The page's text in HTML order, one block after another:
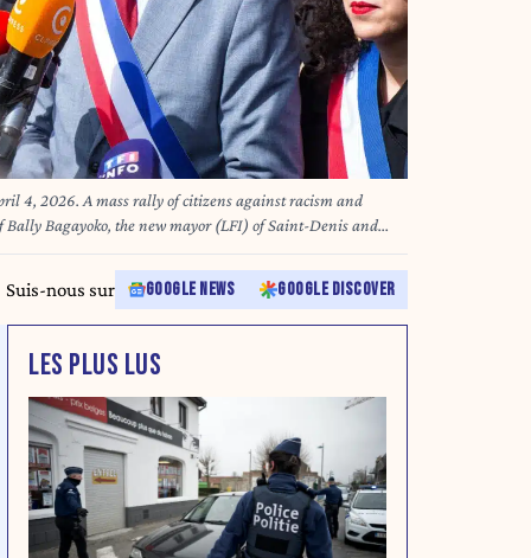
4, 2026. A mass rally of citizens against racism and
Bagayoko, the new mayor (LFI) of Saint-Denis and
attacks he suffered after his election. Photo by Valerie
Saint-Denis (93,) le 4 avril 2026. Rassemblement populaire
a l appel de Bally Bagayoko, nouveau maire (LFI)
aux attaques racistes subies apres son election. Bally
Suis-nous sur GOOGLE NEWS GOOGLE DISCOVER
LES PLUS LUS